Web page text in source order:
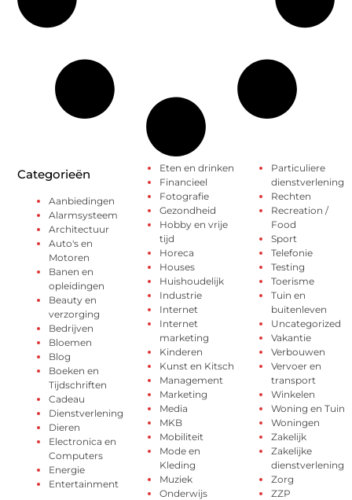
Categorieën
Aanbiedingen
Alarmsysteem
Architectuur
Auto's en
Motoren
Banen en
opleidingen
Beauty en
verzorging
Bedrijven
Bloemen
Blog
Boeken en
Tijdschriften
Cadeau
Dienstverlening
Dieren
Electronica en
Computers
Energie
Entertainment
Eten en drinken
Financieel
Fotografie
Gezondheid
Hobby en vrije
tijd
Horeca
Houses
Huishoudelijk
Industrie
Internet
Internet
marketing
Kinderen
Kunst en Kitsch
Management
Marketing
Media
MKB
Mobiliteit
Mode en
Kleding
Muziek
Onderwijs
Particuliere
dienstverlening
Rechten
Recreation /
Food
Sport
Telefonie
Testing
Toerisme
Tuin en
buitenleven
Uncategorized
Vakantie
Verbouwen
Vervoer en
transport
Winkelen
Woning en Tuin
Woningen
Zakelijk
Zakelijke
dienstverlening
Zorg
ZZP